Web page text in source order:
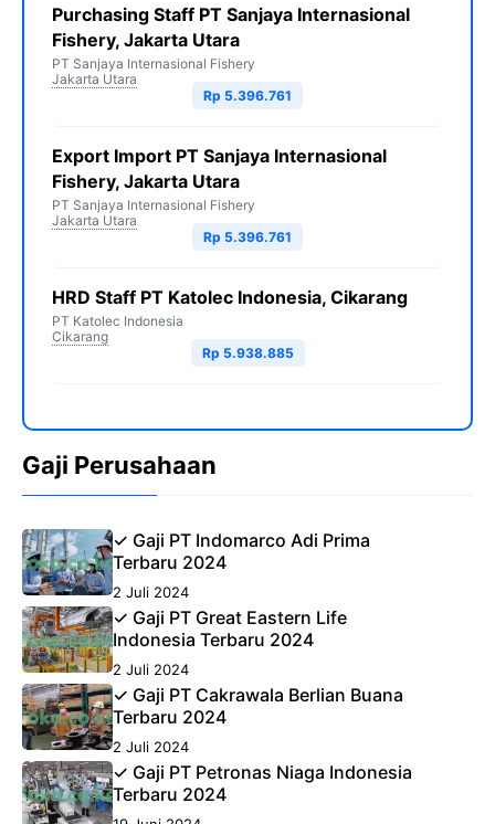
Purchasing Staff PT Sanjaya Internasional
Fishery, Jakarta Utara
PT Sanjaya Internasional Fishery
Jakarta Utara
Rp 5.396.761
Export Import PT Sanjaya Internasional
Fishery, Jakarta Utara
PT Sanjaya Internasional Fishery
Jakarta Utara
Rp 5.396.761
HRD Staff PT Katolec Indonesia, Cikarang
PT Katolec Indonesia
Cikarang
Rp 5.938.885
Gaji Perusahaan
✓ Gaji PT Indomarco Adi Prima
Terbaru 2024
2 Juli 2024
✓ Gaji PT Great Eastern Life
Indonesia Terbaru 2024
2 Juli 2024
✓ Gaji PT Cakrawala Berlian Buana
Terbaru 2024
2 Juli 2024
✓ Gaji PT Petronas Niaga Indonesia
Terbaru 2024